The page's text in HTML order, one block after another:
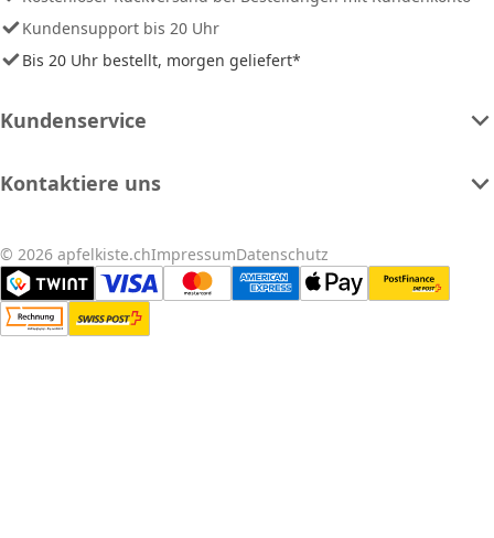
Kundensupport bis 20 Uhr
Bis 20 Uhr bestellt, morgen geliefert*
Kundenservice
Kontaktiere uns
© 2026 apfelkiste.chImpressumDatenschutz